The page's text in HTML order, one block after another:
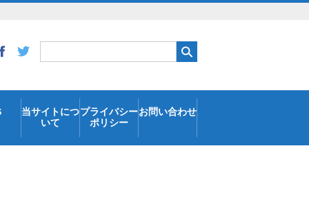
当サイトにつ
いて
プライバシー
ポリシー
お問い合わせ